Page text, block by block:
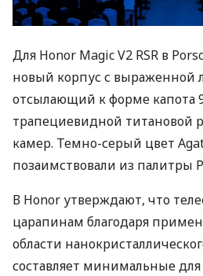
Для Honor Magic V2 RSR в
новый корпус с выраженной
отсылающий к форме капота
трапециевидной титановой
камер. Темно-серый цвет
позаимствовали из палитры
В Honor утверждают, что
царапинам благодаря
области
составляет минимальные